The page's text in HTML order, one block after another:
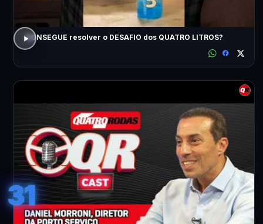
CONSEGUE resolver o DESAFIO dos QUATRO LITROS?
31